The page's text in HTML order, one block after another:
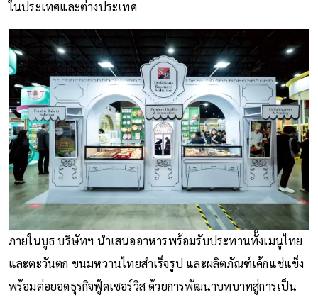
ในประเทศและต่างประเทศ
ภายในบูธ บริษัทฯ นำเสนออาหารพร้อมรับประทานทั้งเมนูไทย
และตะวันตก ขนมหวานไทยสำเร็จรูป และผลิตภัณฑ์เค้กแช่แข็ง
พร้อมต่อยอดธุรกิจฟู้ดเซอร์วิส ด้วยการพัฒนาบทบาทสู่การเป็น